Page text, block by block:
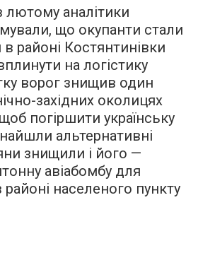
аналітики
що окупанти стали
в районі Костянтинівки
на логістику
ворог знищив один
західних околицях
погіршити українську
альтернативні
знищили і його —
авіабомбу для
населеного пункту